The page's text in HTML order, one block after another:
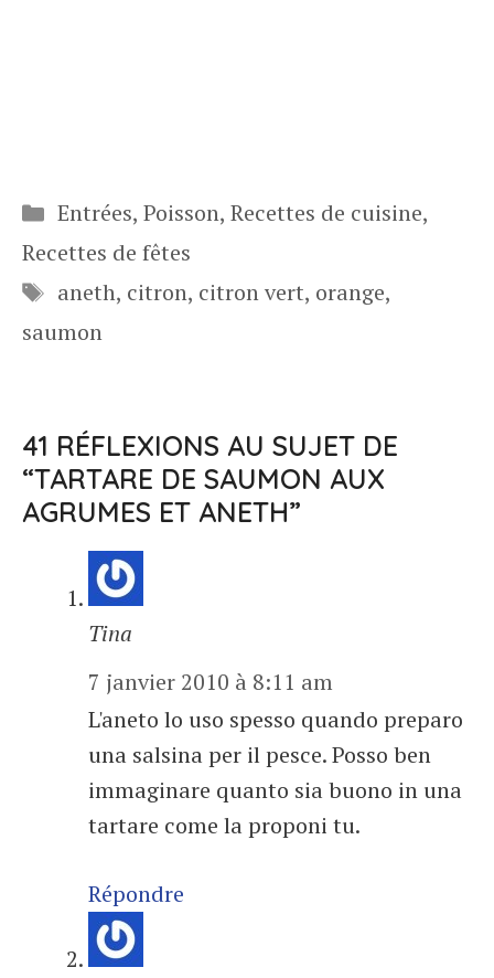
Catégories
Entrées, Poisson, Recettes de cuisine,
Recettes de fêtes
Étiquettes
aneth, citron, citron vert, orange,
saumon
41 RÉFLEXIONS AU SUJET DE
“TARTARE DE SAUMON AUX
AGRUMES ET ANETH”
Tina
7 janvier 2010 à 8:11 am
L'aneto lo uso spesso quando preparo
una salsina per il pesce. Posso ben
immaginare quanto sia buono in una
tartare come la proponi tu.
Répondre